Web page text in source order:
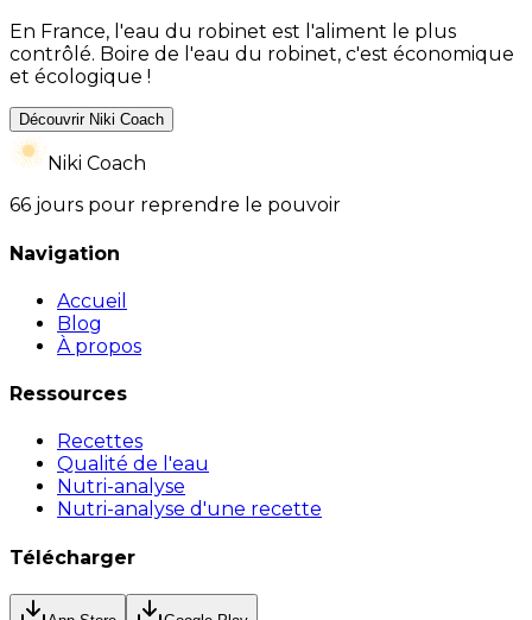
En France, l'eau du robinet est l'aliment le plus
contrôlé. Boire de l'eau du robinet, c'est économique
et écologique !
Découvrir Niki Coach
Niki Coach
66 jours pour reprendre le pouvoir
Navigation
Accueil
Blog
À propos
Ressources
Recettes
Qualité de l'eau
Nutri-analyse
Nutri-analyse d'une recette
Télécharger